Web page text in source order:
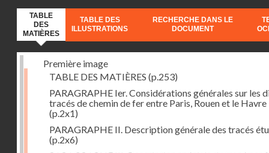
TABLE
DES
MATIÈRES
TABLE DES
ILLUSTRATIONS
RECHERCHE DANS LE
DOCUMENT
Première image
TABLE DES MATIÈRES (p.253)
PARAGRAPHE Ier. Considérations générales sur les
tracés de chemin de fer entre Paris, Rouen et le Havre
(p.2x1)
PARAGRAPHE II. Description générale des tracés
(p.2x6)